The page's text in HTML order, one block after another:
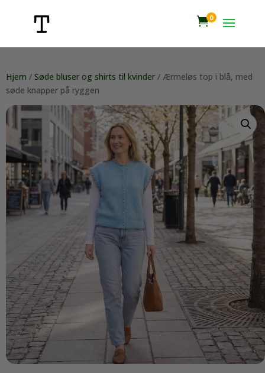
0
Hjem / Søde bluser og shirts til kvinder / Ærmeløs top i blå, med
søde knapper på ryggen